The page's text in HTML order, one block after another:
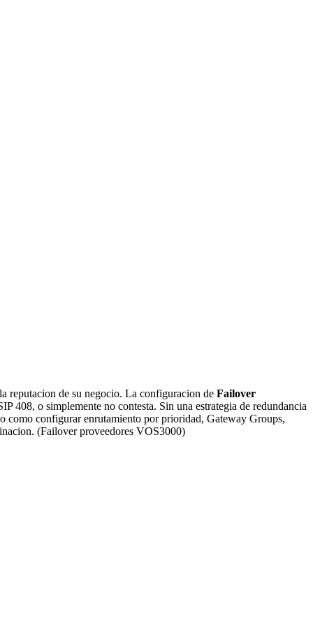
reputacion de su negocio. La configuracion de Failover
408, o simplemente no contesta. Sin una estrategia de redundancia
como configurar enrutamiento por prioridad, Gateway Groups,
(Failover proveedores VOS3000)